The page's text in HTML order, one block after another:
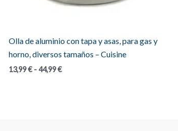
Olla de aluminio con tapa y asas, para gas y
horno, diversos tamaños – Cuisine
13,99€ -44,99€Rango